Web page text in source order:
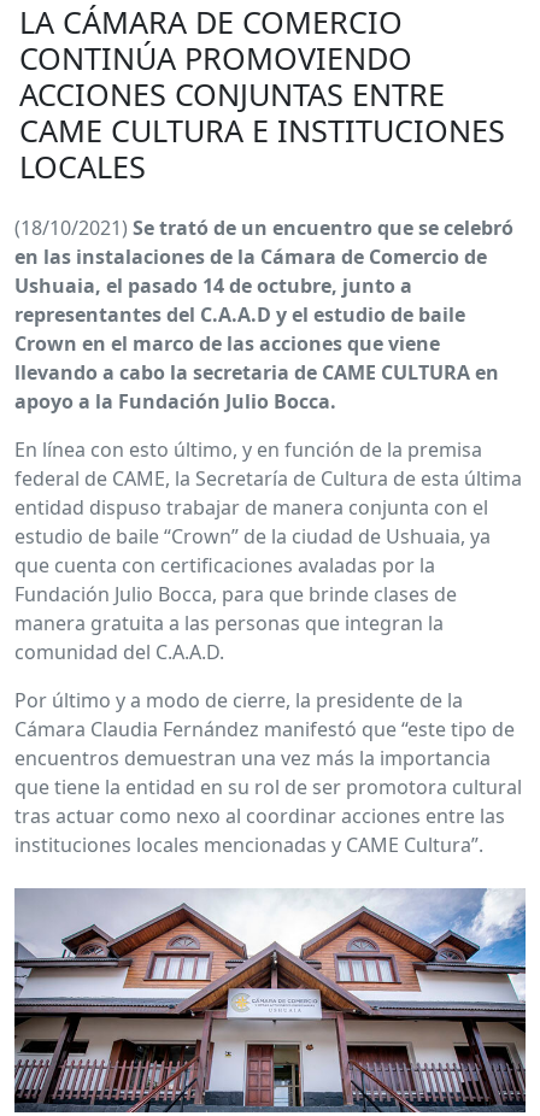
LA CÁMARA DE COMERCIO
CONTINÚA PROMOVIENDO
ACCIONES CONJUNTAS ENTRE
CAME CULTURA E INSTITUCIONES
LOCALES
(18/10/2021) Se trató de un encuentro que se celebró
en las instalaciones de la Cámara de Comercio de
Ushuaia, el pasado 14 de octubre, junto a
representantes del C.A.A.D y el estudio de baile
Crown en el marco de las acciones que viene
llevando a cabo la secretaria de CAME CULTURA en
apoyo a la Fundación Julio Bocca.
En línea con esto último, y en función de la premisa
federal de CAME, la Secretaría de Cultura de esta última
entidad dispuso trabajar de manera conjunta con el
estudio de baile “Crown” de la ciudad de Ushuaia, ya
que cuenta con certificaciones avaladas por la
Fundación Julio Bocca, para que brinde clases de
manera gratuita a las personas que integran la
comunidad del C.A.A.D.
Por último y a modo de cierre, la presidente de la
Cámara Claudia Fernández manifestó que “este tipo de
encuentros demuestran una vez más la importancia
que tiene la entidad en su rol de ser promotora cultural
tras actuar como nexo al coordinar acciones entre las
instituciones locales mencionadas y CAME Cultura”.